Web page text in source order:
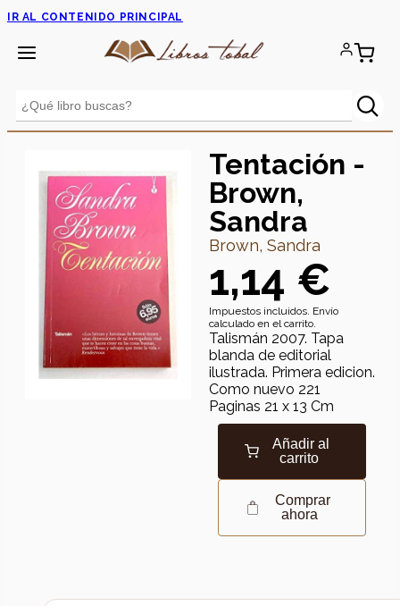
IR AL CONTENIDO PRINCIPAL
Tentación -
Brown,
Sandra
Brown, Sandra
1,14 €
Impuestos incluidos. Envío
calculado en el carrito.
Talismán 2007. Tapa
blanda de editorial
ilustrada. Primera edicion.
Como nuevo 221
Paginas 21 x 13 Cm
Añadir al
carrito
Comprar
ahora